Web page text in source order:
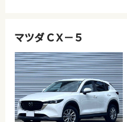
マツダ ＣＸ－５